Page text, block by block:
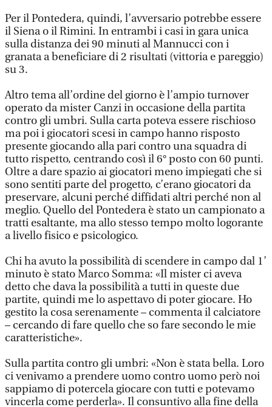
Per il Pontedera, quindi, l’avversario potrebbe essere
il Siena o il Rimini. In entrambi i casi in gara unica
sulla distanza dei 90 minuti al Mannucci con i
granata a beneficiare di 2 risultati (vittoria e pareggio)
su 3.
Altro tema all’ordine del giorno è l’ampio turnover
operato da mister Canzi in occasione della partita
contro gli umbri. Sulla carta poteva essere rischioso
ma poi i giocatori scesi in campo hanno risposto
presente giocando alla pari contro una squadra di
tutto rispetto, centrando così il 6° posto con 60 punti.
Oltre a dare spazio ai giocatori meno impiegati che si
sono sentiti parte del progetto, c’erano giocatori da
preservare, alcuni perché diffidati altri perché non al
meglio. Quello del Pontedera è stato un campionato a
tratti esaltante, ma allo stesso tempo molto logorante
a livello fisico e psicologico.
Chi ha avuto la possibilità di scendere in campo dal 1’
minuto è stato Marco Somma: «Il mister ci aveva
detto che dava la possibilità a tutti in queste due
partite, quindi me lo aspettavo di poter giocare. Ho
gestito la cosa serenamente – commenta il calciatore
– cercando di fare quello che so fare secondo le mie
caratteristiche».
Sulla partita contro gli umbri: «Non è stata bella. Loro
ci venivamo a prendere uomo contro uomo però noi
sappiamo di potercela giocare con tutti e potevamo
vincerla come perderla». Il consuntivo alla fine della